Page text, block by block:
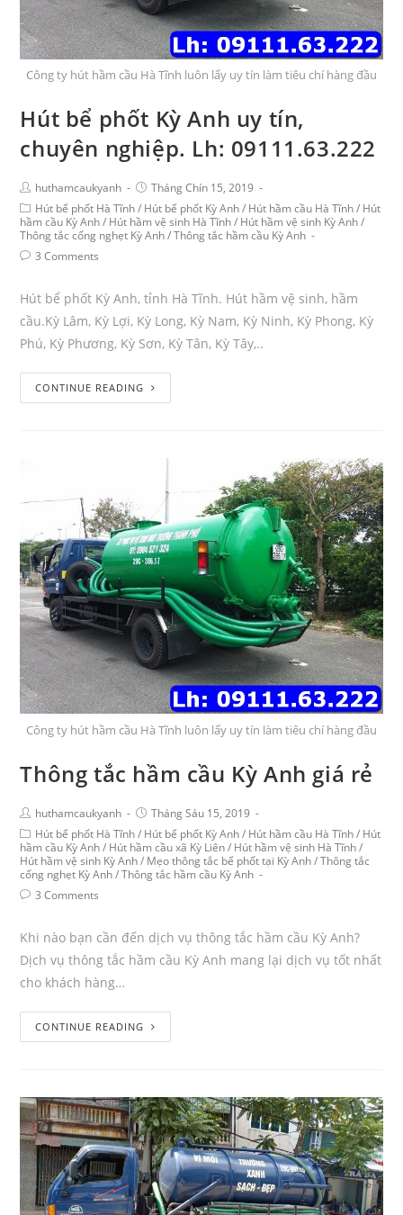
Công ty hút hầm cầu Hà Tĩnh luôn lấy uy tín làm tiêu chí hàng đầu
Hút bể phốt Kỳ Anh uy tín,
chuyên nghiệp. Lh: 09111.63.222
huthamcaukyanh
Tháng Chín 15, 2019
Hút bể phốt Hà Tĩnh / Hút bể phốt Kỳ Anh / Hút hầm cầu Hà Tĩnh / Hút
hầm cầu Kỳ Anh / Hút hầm vệ sinh Hà Tĩnh / Hút hầm vệ sinh Kỳ Anh /
Thông tắc cống nghẹt Kỳ Anh / Thông tắc hầm cầu Kỳ Anh
3 Comments
Hút bể phốt Kỳ Anh, tỉnh Hà Tĩnh. Hút hầm vệ sinh, hầm
cầu.Kỳ Lâm, Kỳ Lợi, Kỳ Long, Kỳ Nam, Kỳ Ninh, Kỳ Phong, Kỳ
Phú, Kỳ Phương, Kỳ Sơn, Kỳ Tân, Kỳ Tây,..
CONTINUE READING
Công ty hút hầm cầu Hà Tĩnh luôn lấy uy tín làm tiêu chí hàng đầu
Thông tắc hầm cầu Kỳ Anh giá rẻ
huthamcaukyanh
Tháng Sáu 15, 2019
Hút bể phốt Hà Tĩnh / Hút bể phốt Kỳ Anh / Hút hầm cầu Hà Tĩnh / Hút
hầm cầu Kỳ Anh / Hút hầm cầu xã Kỳ Liên / Hút hầm vệ sinh Hà Tĩnh /
Hút hầm vệ sinh Kỳ Anh / Mẹo thông tắc bể phốt tại Kỳ Anh / Thông tắc
cống nghẹt Kỳ Anh / Thông tắc hầm cầu Kỳ Anh
3 Comments
Khi nào bạn cần đến dịch vụ thông tắc hầm cầu Kỳ Anh?
Dịch vụ thông tắc hầm cầu Kỳ Anh mang lại dịch vụ tốt nhất
cho khách hàng…
CONTINUE READING